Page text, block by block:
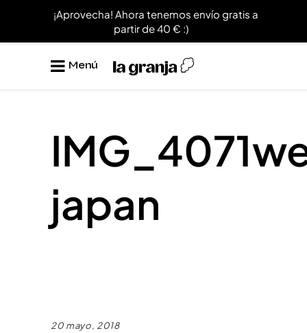
Menú
japan
20 mayo, 2018
¡Aprovecha! Ahora tenemos envío gratis a
partir de 40 € :)